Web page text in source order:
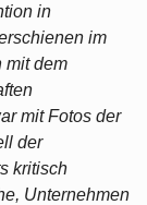
in
im
mit dem
mit Fotos der
der
kritisch
Unternehmen